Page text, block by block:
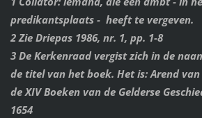
predikantsplaats - heeft te vergeven.
2 Zie Driepas 1986, nr. 1, pp. 1-8
3 De Kerkenraad vergist zich in de
de titel van het boek. Het is: Arend
de XIV Boeken van de Gelderse
1654